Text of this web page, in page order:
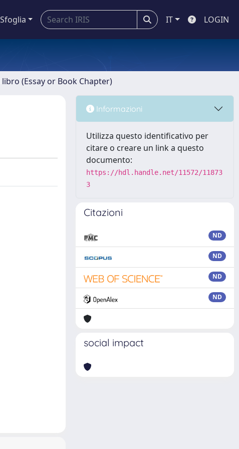
Sfoglia IT LOGIN
(Essay or Book Chapter)
Informazioni
Utilizza questo identificativo per
citare o creare un link a questo
documento:
https://hdl.handle.net/11572/11873
3
Citazioni
ND
ND
ND
ND
social impact